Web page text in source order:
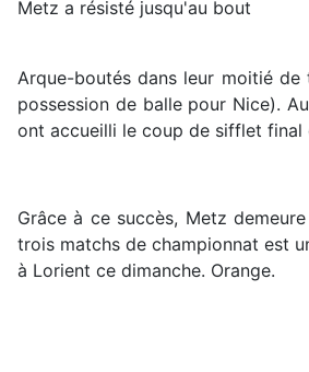
Metz a résisté jusqu'au bout
Arque-boutés dans leur moitié
possession de balle pour Nice).
ont accueilli le coup de sifflet final
Grâce à ce succès, Metz
trois matchs de championnat est
à Lorient ce dimanche. Orange.